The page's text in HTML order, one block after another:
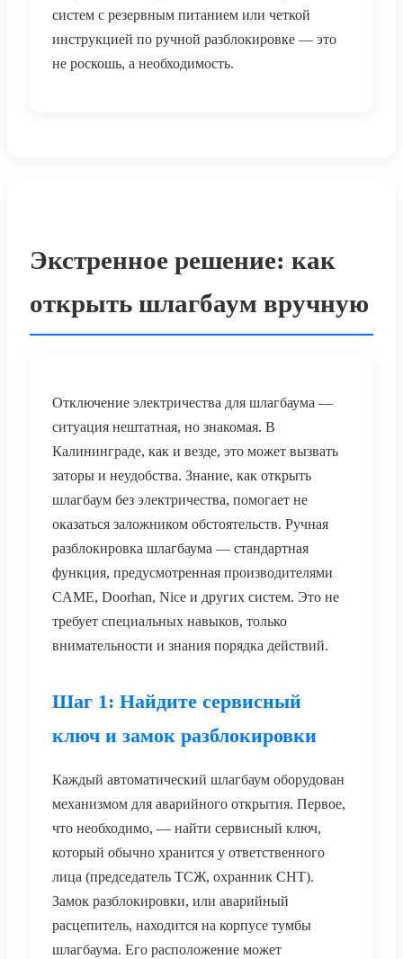
систем с резервным питанием или четкой
инструкцией по ручной разблокировке — это
не роскошь, а необходимость.
Экстренное решение: как
открыть шлагбаум вручную
Отключение электричества для шлагбаума —
ситуация нештатная, но знакомая. В
Калининграде, как и везде, это может вызвать
заторы и неудобства. Знание, как открыть
шлагбаум без электричества, помогает не
оказаться заложником обстоятельств. Ручная
разблокировка шлагбаума — стандартная
функция, предусмотренная производителями
CAME, Doorhan, Nice и других систем. Это не
требует специальных навыков, только
внимательности и знания порядка действий.
Шаг 1: Найдите сервисный
ключ и замок разблокировки
Каждый автоматический шлагбаум оборудован
механизмом для аварийного открытия. Первое,
что необходимо, — найти сервисный ключ,
который обычно хранится у ответственного
лица (председатель ТСЖ, охранник СНТ).
Замок разблокировки, или аварийный
расцепитель, находится на корпусе тумбы
шлагбаума. Его расположение может